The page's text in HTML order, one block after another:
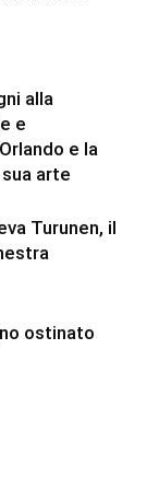
alla
e
e la
arte
Turunen, il
ostinato